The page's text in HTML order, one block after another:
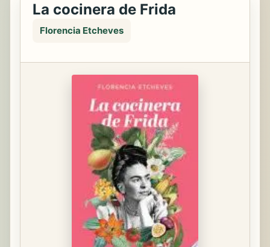
La cocinera de Frida
Florencia Etcheves